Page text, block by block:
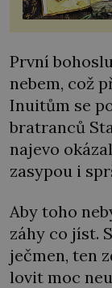
První
nebem, což
Inuitům se
bratranců
najevo
zasypou i
Aby toho
záhy co jíst.
ječmen, ten
lovit moc